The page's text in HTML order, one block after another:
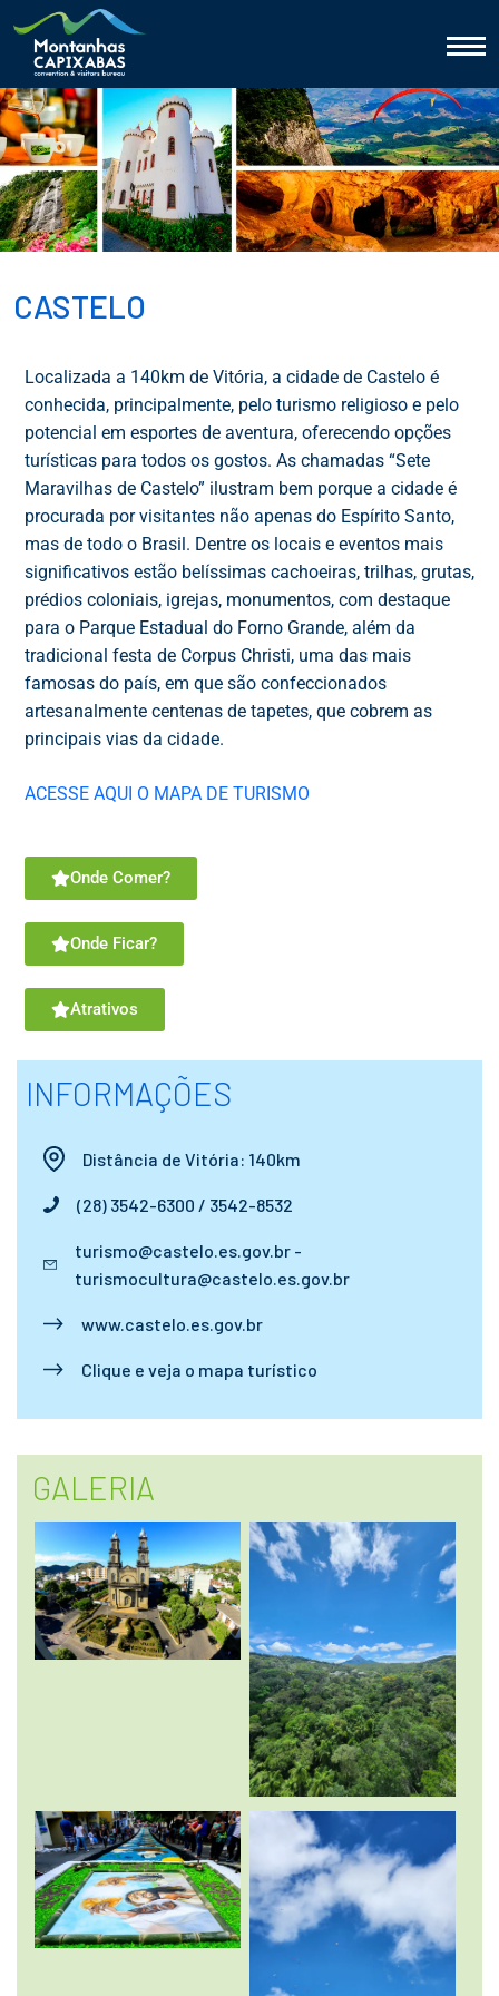
CASTELO
Localizada a 140km de Vitória, a cidade de Castelo é
conhecida, principalmente, pelo turismo religioso e pelo
potencial em esportes de aventura, oferecendo opções
turísticas para todos os gostos. As chamadas “Sete
Maravilhas de Castelo” ilustram bem porque a cidade é
procurada por visitantes não apenas do Espírito Santo,
mas de todo o Brasil. Dentre os locais e eventos mais
significativos estão belíssimas cachoeiras, trilhas, grutas,
prédios coloniais, igrejas, monumentos, com destaque
para o Parque Estadual do Forno Grande, além da
tradicional festa de Corpus Christi, uma das mais
famosas do país, em que são confeccionados
artesanalmente centenas de tapetes, que cobrem as
principais vias da cidade.
ACESSE AQUI O MAPA DE TURISMO
Onde Comer?
Onde Ficar?
Atrativos
INFORMAÇÕES
Distância de Vitória: 140km
(28) 3542-6300 / 3542-8532
turismo@castelo.es.gov.br -
turismocultura@castelo.es.gov.br
www.castelo.es.gov.br
Clique e veja o mapa turístico
GALERIA